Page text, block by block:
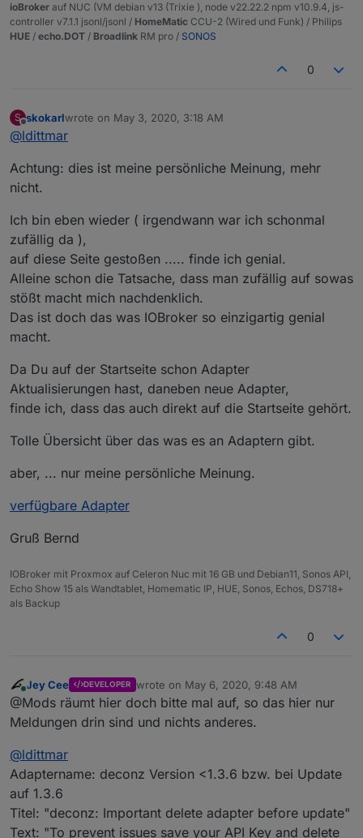
Ein Issue anlegen, damit die Ideen nicht
verloren gehen ist das Beste:
dann habe ich ehrlich gesagt diesen Thread nicht
verstanden, dann können wir das ja gleich ins
über Probleme zu eigene Adapter schreiben können,
die dann als Meldung für den User, durch den Info
Adapter angezeigt werden soll. So wie die Meldung
https://forum.iobroker.net/topic/32798/popup-in-
Aber ich höre mir immer gerne Vorschläge an :-)
ioBroker auf NUC (VM debian v13 (Trixie ), node v22.22.2 npm v10.9.4, js-
controller v7.1.1 jsonl/jsonl / HomeMatic CCU-2 (Wired und Funk) / Philips
HUE / echo.DOT / Broadlink RM pro / SONOS
0
S
Offline
skokarlwrote on May 3, 2020, 3:18 AM
last edited by
@ldittmar
Achtung: dies ist meine persönliche Meinung, mehr
nicht.
Ich bin eben wieder ( irgendwann war ich schonmal
zufällig da ),
auf diese Seite gestoßen ..... finde ich genial.
Alleine schon die Tatsache, dass man zufällig auf sowas
stößt macht mich nachdenklich.
Das ist doch das was IOBroker so einzigartig genial
macht.
Da Du auf der Startseite schon Adapter
Aktualisierungen hast, daneben neue Adapter,
finde ich, dass das auch direkt auf die Startseite gehört.
Tolle Übersicht über das was es an Adaptern gibt.
aber, ... nur meine persönliche Meinung.
verfügbare Adapter
Gruß Bernd
IOBroker mit Proxmox auf Celeron Nuc mit 16 GB und Debian11, Sonos API,
Echo Show 15 als Wandtablet, Homematic IP, HUE, Sonos, Echos, DS718+
als Backup
0
Online
Jey Cee DEVELOPER wrote on May 6, 2020, 9:48 AM
last edited by
@Mods räumt hier doch bitte mal auf, so das hier nur
Meldungen drin sind und nichts anderes.
@ldittmar
Adaptername: deconz Version <1.3.6 bzw. bei Update
auf 1.3.6
Titel: "deconz: Important delete adapter before update"
Text: "To prevent issues save your API Key and delete